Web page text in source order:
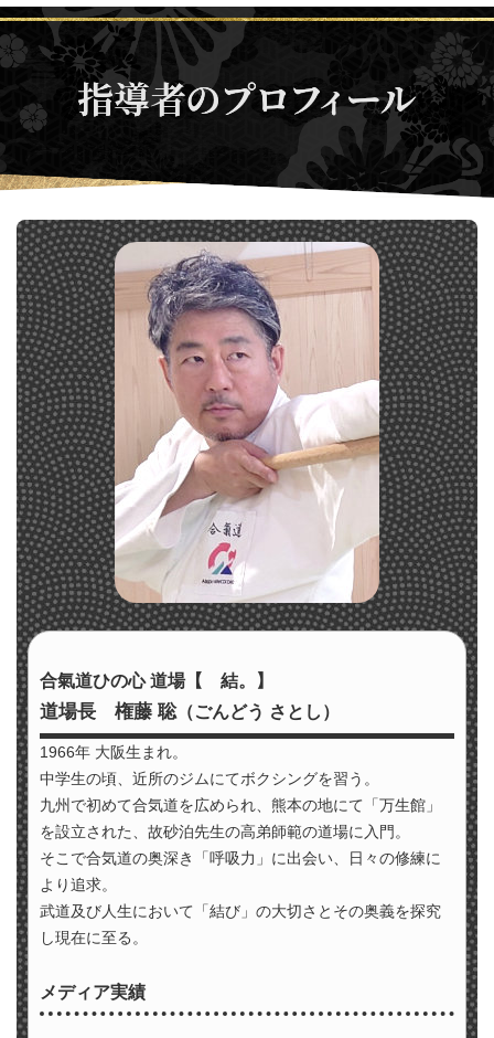
合氣道ひの心 道場【 結。】
道場長 権藤 聡（ごんどう さとし）
1966年 大阪生まれ。
中学生の頃、近所のジムにてボクシングを習う。
九州で初めて合気道を広められ、熊本の地にて「万生館」
を設立された、故砂泊先生の高弟師範の道場に入門。
そこで合気道の奥深き「呼吸力」に出会い、日々の修練に
より追求。
武道及び人生において「結び」の大切さとその奥義を探究
し現在に至る。
メディア実績